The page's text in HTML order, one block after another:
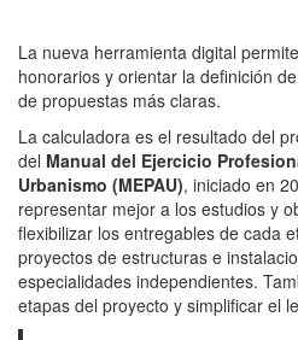
La nueva herramienta digital
honorarios y orientar la definición
de propuestas más claras.
La calculadora es el resultado del
del Manual del Ejercicio
Urbanismo (MEPAU), iniciado en
representar mejor a los estudios y
flexibilizar los entregables de cada
proyectos de estructuras e
especialidades independientes.
etapas del proyecto y simplificar el